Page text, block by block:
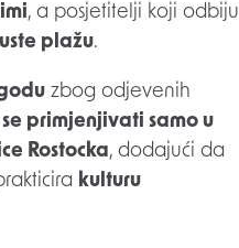
, a posjetitelji koji odbiju
plažu.
zbog odjevenih
primjenjivati samo u
Rostocka, dodajući da
kulturu